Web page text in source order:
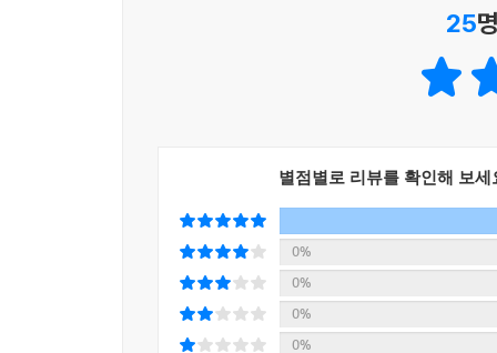
25
별점별로 리뷰를 확인해 보세
0%
0%
0%
0%